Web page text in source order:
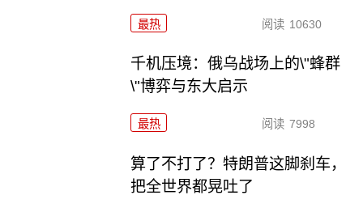
最热 阅读 10630
千机压境：俄乌战场上的\"蜂群
\"博弈与东大启示
最热 阅读 7998
算了不打了？特朗普这脚刹车，
把全世界都晃吐了